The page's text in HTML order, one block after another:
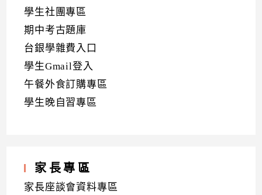
學生社團專區
期中考古題庫
台銀學雜費入口
學生Gmail登入
午餐外食訂購專區
學生晚自習專區
家長專區
家長座談會資料專區